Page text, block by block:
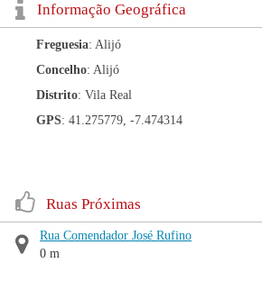
Informação Geográfica
Freguesia: Alijó
Concelho: Alijó
Distrito: Vila Real
GPS: 41.275779, -7.474314
Ruas Próximas
Rua Comendador José Rufino
0 m